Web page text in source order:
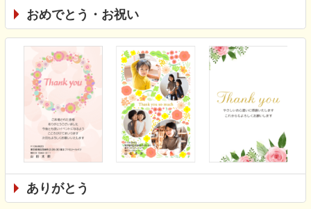
おめでとう・お祝い
ありがとう